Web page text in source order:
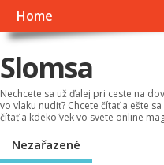
Home
Slomsa
Nechcete sa už ďalej pri ceste na
vo vlaku nudiť? Chcete čítať a ešte
čítať a kdekoľvek vo svete online
Nezařazené